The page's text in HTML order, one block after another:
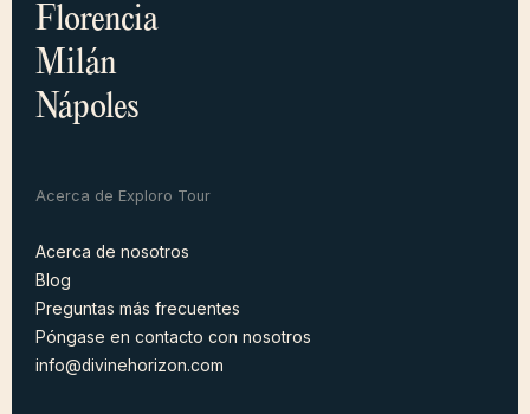
Florencia
Milán
Nápoles
Acerca de Exploro Tour
Acerca de nosotros
Acerca de nosotros
Blog
Blog
Preguntas más frecuentes
PREGUNTAS MÁS
FRECUENTES
Póngase en contacto con nosotros
Póngase en contacto con nosotros
info@divinehorizon.com